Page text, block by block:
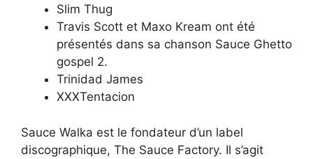
Slim Thug
Travis Scott et Maxo Kream ont été
présentés dans sa chanson Sauce Ghetto
gospel 2.
Trinidad James
XXXTentacion
Sauce Walka est le fondateur d’un label
discographique, The Sauce Factory. Il s’agit